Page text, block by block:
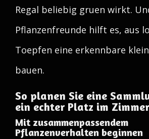
Regal beliebig gruen wirkt.
Pflanzenfreunde hilft es, aus
Toepfen eine erkennbare
bauen.
So planen Sie eine
ein echter Platz im
Mit zusammenpassendem
Pflanzenverhalten beginnen